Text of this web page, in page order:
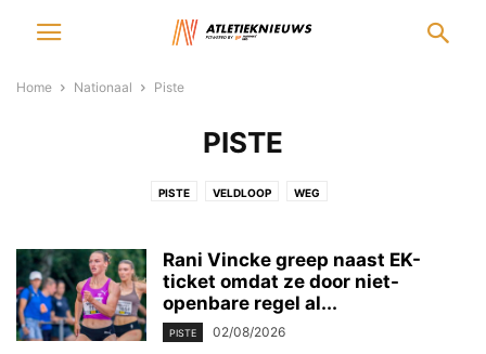
Home Nationaal Piste
PISTE
PISTE VELDLOOP WEG
Rani Vincke greep naast EK-
ticket omdat ze door niet-
openbare regel al...
PISTE 02/08/2026